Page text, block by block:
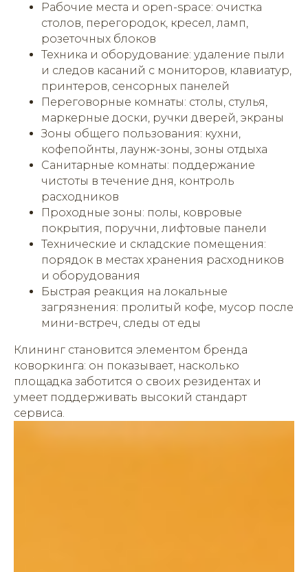
Рабочие места и open-space: очистка
столов, перегородок, кресел, ламп,
розеточных блоков
Техника и оборудование: удаление пыли
и следов касаний с мониторов, клавиатур,
принтеров, сенсорных панелей
Переговорные комнаты: столы, стулья,
маркерные доски, ручки дверей, экраны
Зоны общего пользования: кухни,
кофепойнты, лаунж-зоны, зоны отдыха
Санитарные комнаты: поддержание
чистоты в течение дня, контроль
расходников
Проходные зоны: полы, ковровые
покрытия, поручни, лифтовые панели
Технические и складские помещения:
порядок в местах хранения расходников
и оборудования
Быстрая реакция на локальные
загрязнения: пролитый кофе, мусор после
мини-встреч, следы от еды
Клининг становится элементом бренда
коворкинга: он показывает, насколько
площадка заботится о своих резидентах и
умеет поддерживать высокий стандарт
сервиса.